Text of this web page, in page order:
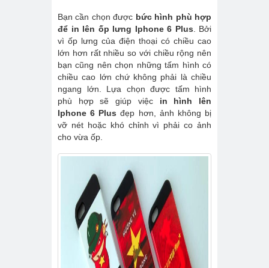
Bạn cần chọn được bức hình phù hợp
để in lên ốp lưng Iphone 6 Plus . Bởi
vì ốp lưng của điện thoại có chiều cao
lớn hơn rất nhiều so với chiều rộng nên
bạn cũng nên chọn những tấm hình có
chiều cao lớn chứ không phải là chiều
ngang lớn. Lựa chọn được tấm hình
phù hợp sẽ giúp việc in hình lên
Iphone 6 Plus đẹp hơn, ảnh không bị
vỡ nét hoặc khó chỉnh vì phải co ảnh
cho vừa ốp.